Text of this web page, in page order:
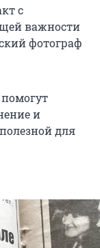
с
важности
фотограф
и
для